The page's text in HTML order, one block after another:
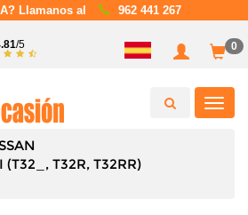
Llamanos al 962 441 267
/5 0
(T32_, T32R, T32RR)